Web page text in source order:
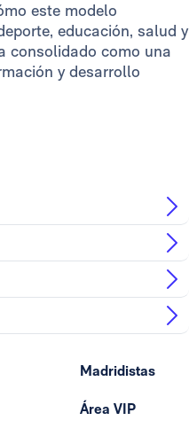
este modelo
educación, salud y
consolidado como una
y desarrollo
Madridistas
Área VIP